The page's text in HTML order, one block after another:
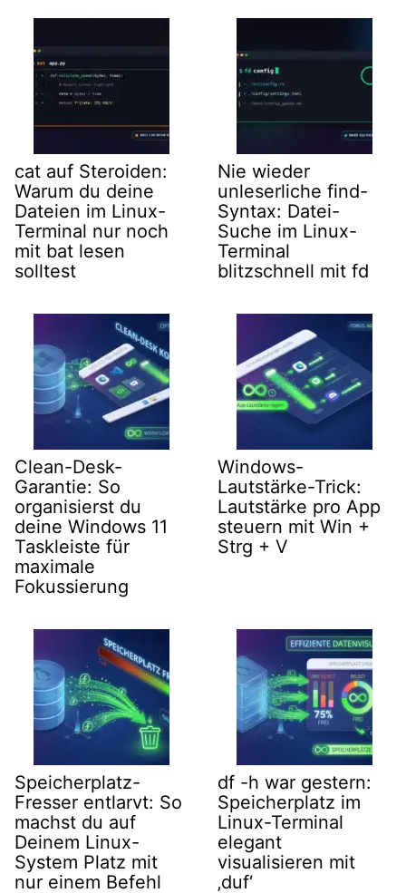
cat auf Steroiden:
Warum du deine
Dateien im Linux-
Terminal nur noch
mit bat lesen
solltest
Nie wieder
unleserliche find-
Syntax: Datei-
Suche im Linux-
Terminal
blitzschnell mit fd
Clean-Desk-
Garantie: So
organisierst du
deine Windows 11
Taskleiste für
maximale
Fokussierung
Windows-
Lautstärke-Trick:
Lautstärke pro App
steuern mit Win +
Strg + V
Speicherplatz-
Fresser entlarvt: So
machst du auf
Deinem Linux-
System Platz mit
nur einem Befehl
df -h war gestern:
Speicherplatz im
Linux-Terminal
elegant
visualisieren mit
‚duf‘